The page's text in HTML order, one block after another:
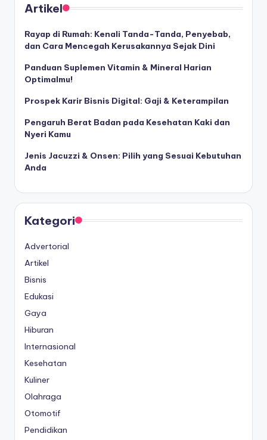
Artikel
Rayap di Rumah: Kenali Tanda-Tanda, Penyebab,
dan Cara Mencegah Kerusakannya Sejak Dini
Panduan Suplemen Vitamin & Mineral Harian
Optimalmu!
Prospek Karir Bisnis Digital: Gaji & Keterampilan
Pengaruh Berat Badan pada Kesehatan Kaki dan
Nyeri Kamu
Jenis Jacuzzi & Onsen: Pilih yang Sesuai Kebutuhan
Anda
Kategori
Advertorial
Artikel
Bisnis
Edukasi
Gaya
Hiburan
Internasional
Kesehatan
Kuliner
Olahraga
Otomotif
Pendidikan